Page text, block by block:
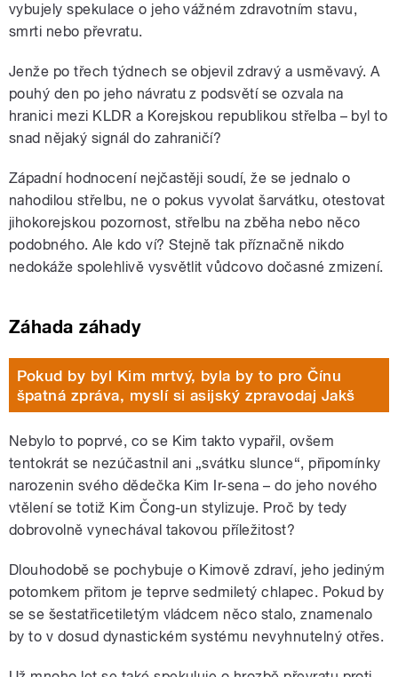
vybujely spekulace o jeho vážném zdravotním stavu,
smrti nebo převratu.
Jenže po třech týdnech se objevil zdravý a usměvavý. A
pouhý den po jeho návratu z podsvětí se ozvala na
hranici mezi KLDR a Korejskou republikou střelba – byl to
snad nějaký signál do zahraničí?
Západní hodnocení nejčastěji soudí, že se jednalo o
nahodilou střelbu, ne o pokus vyvolat šarvátku, otestovat
jihokorejskou pozornost, střelbu na zběha nebo něco
podobného. Ale kdo ví? Stejně tak příznačně nikdo
nedokáže spolehlivě vysvětlit vůdcovo dočasné zmizení.
Záhada záhady
Pokud by byl Kim mrtvý, byla by to pro Čínu
špatná zpráva, myslí si asijský zpravodaj Jakš
Nebylo to poprvé, co se Kim takto vypařil, ovšem
tentokrát se nezúčastnil ani „svátku slunce“, připomínky
narozenin svého dědečka Kim Ir-sena – do jeho nového
vtělení se totiž Kim Čong-un stylizuje. Proč by tedy
dobrovolně vynechával takovou příležitost?
Dlouhodobě se pochybuje o Kimově zdraví, jeho jediným
potomkem přitom je teprve sedmiletý chlapec. Pokud by
se se šestatřicetiletým vládcem něco stalo, znamenalo
by to v dosud dynastickém systému nevyhnutelný otřes.